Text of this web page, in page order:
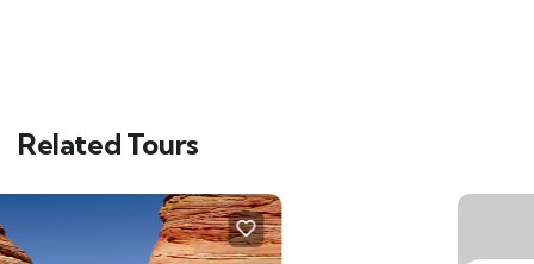
Related Tours